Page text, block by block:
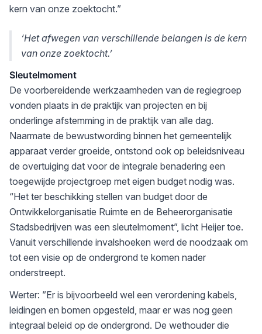
kern van onze zoektocht.”
‘Het afwegen van verschillende belangen is de kern
van onze zoektocht.’
Sleutelmoment
De voorbereidende werkzaamheden van de regiegroep
vonden plaats in de praktijk van projecten en bij
onderlinge afstemming in de praktijk van alle dag.
Naarmate de bewustwording binnen het gemeentelijk
apparaat verder groeide, ontstond ook op beleidsniveau
de overtuiging dat voor de integrale benadering een
toegewijde projectgroep met eigen budget nodig was.
“Het ter beschikking stellen van budget door de
Ontwikkelorganisatie Ruimte en de Beheerorganisatie
Stadsbedrijven was een sleutelmoment”, licht Heijer toe.
Vanuit verschillende invalshoeken werd de noodzaak om
tot een visie op de ondergrond te komen nader
onderstreept.
Werter: ”Er is bijvoorbeeld wel een verordening kabels,
leidingen en bomen opgesteld, maar er was nog geen
integraal beleid op de ondergrond. De wethouder die